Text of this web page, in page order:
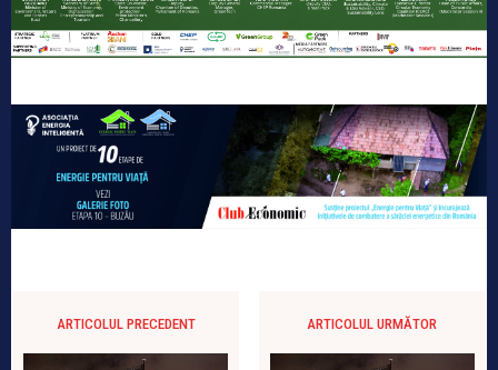
ARTICOLUL PRECEDENT ARTICOLUL URMĂTOR